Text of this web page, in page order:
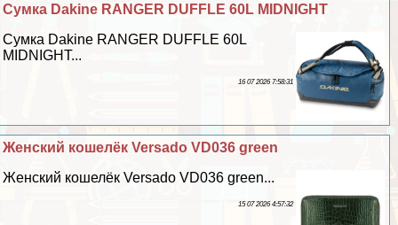
Cумка Dakine RANGER DUFFLE 60L MIDNIGHT
Cумка Dakine RANGER DUFFLE 60L
MIDNIGHT...
16 07 2026 7:58:31
Женский кошелёк Versado VD036 green
Женский кошелёк Versado VD036 green...
15 07 2026 4:57:32